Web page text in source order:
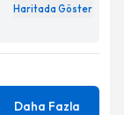
Haritada Göster
Daha Fazla